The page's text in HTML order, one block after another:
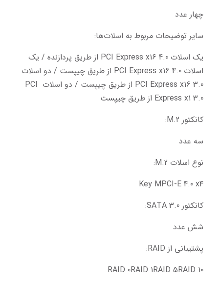
چهار عدد
سایر توضیحات مربوط به اسلات‌ها:
PCI Express x16 3.0 از طریق چیپست / دو اسلات PCI
Express x1 3.0 از طریق چیپست
کانکتور M.2:
سه عدد
نوع اسلات M.2:
Key MPCI-E 4.0 x4
کانکتور SATA 3.0:
شش عدد
پشتیبانی از RAID:
RAID 0RAID 1RAID 5RAID 10